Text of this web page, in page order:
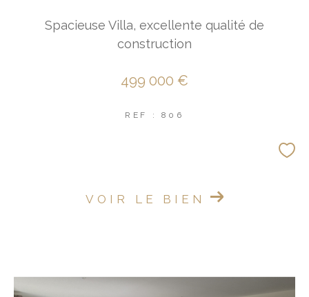
Spacieuse Villa, excellente qualité de
construction
499 000 €
REF : 806
VOIR LE BIEN
RECHERCHER